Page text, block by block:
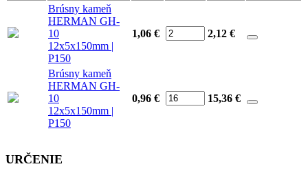
Brúsny kameň
HERMAN GH-
10
12x5x150mm |
P150
1,06 € 2,12 €
Brúsny kameň
HERMAN GH-
10
12x5x150mm |
P150
0,96 € 15,36 €
URČENIE